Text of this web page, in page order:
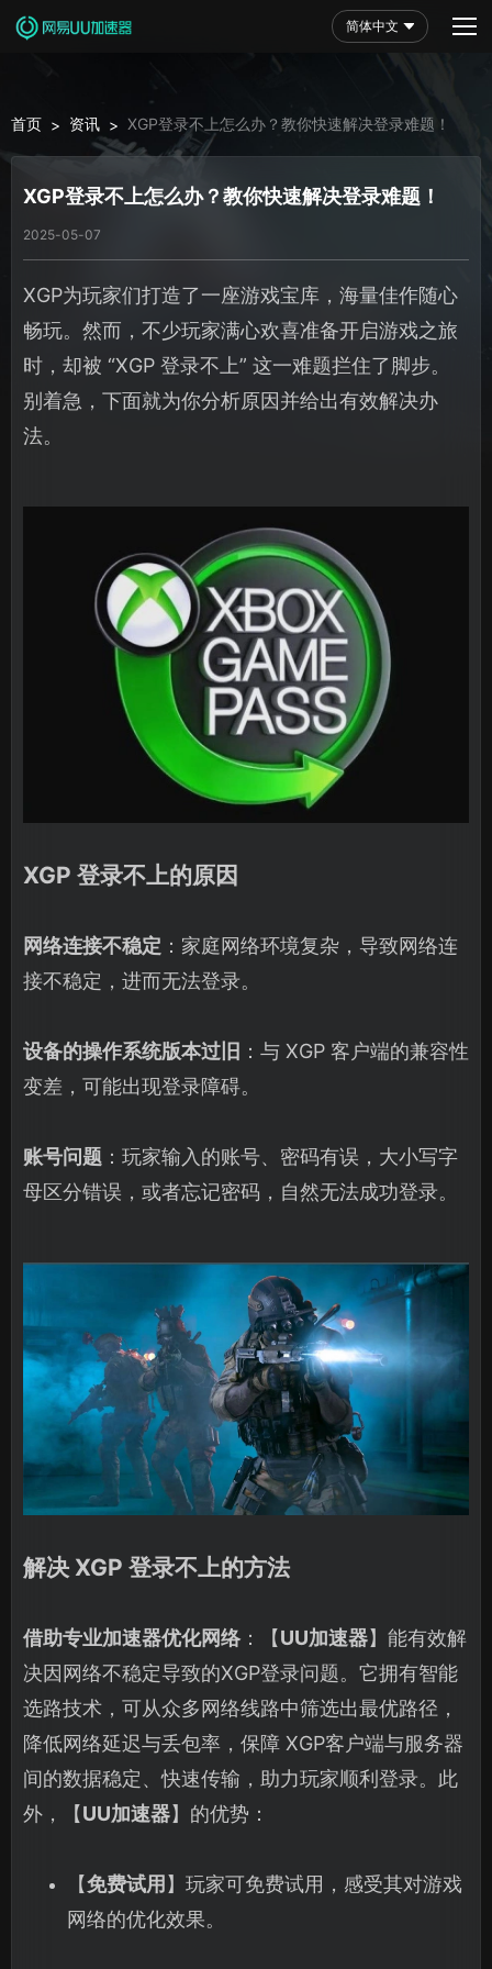
简体中文
首页 > 资讯 > XGP登录不上怎么办？教你快速解决登录难题！
XGP登录不上怎么办？教你快速解决登录难题！
2025-05-07
XGP为玩家们打造了一座游戏宝库，海量佳作随心
畅玩。然而，不少玩家满心欢喜准备开启游戏之旅
时，却被 “XGP 登录不上” 这一难题拦住了脚步。
别着急，下面就为你分析原因并给出有效解决办
法。
XGP 登录不上的原因
网络连接不稳定 ：家庭网络环境复杂，导致网络连
接不稳定，进而无法登录。
设备的操作系统版本过旧 ：与 XGP 客户端的兼容性
变差，可能出现登录障碍。
账号问题 ：玩家输入的账号、密码有误，大小写字
母区分错误，或者忘记密码，自然无法成功登录。
解决 XGP 登录不上的方法
借助专业加速器优化网络：【UU加速器】能有效解
决因网络不稳定导致的XGP登录问题。它拥有智能
选路技术，可从众多网络线路中筛选出最优路径，
降低网络延迟与丢包率，保障 XGP客户端与服务器
间的数据稳定、快速传输，助力玩家顺利登录。此
外，【UU加速器】的优势：
【免费试用】玩家可免费试用，感受其对游戏
网络的优化效果。